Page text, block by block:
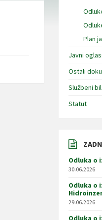
Plan
Javni oglasi
Ostali
Službeni
Statut
Odluka o
30.06.2026
Odluka o
29.06.2026
Odluka o